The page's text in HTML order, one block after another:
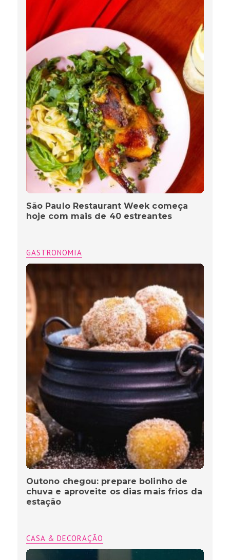
São Paulo Restaurant Week começa
hoje com mais de 40 estreantes
GASTRONOMIA
Outono chegou: prepare bolinho de
chuva e aproveite os dias mais frios da
estação
CASA & DECORAÇÃO